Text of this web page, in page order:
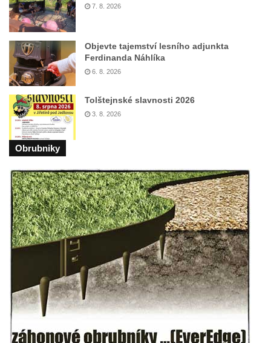
7. 8. 2026
Objevte tajemství lesního adjunkta
Ferdinanda Náhlíka
6. 8. 2026
Tolštejnské slavnosti 2026
3. 8. 2026
Obrubniky